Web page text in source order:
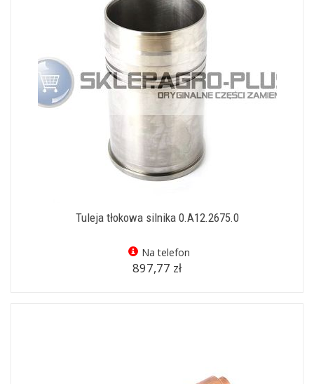
Tuleja tłokowa silnika 0.A12.2675.0
Na telefon
897,77 zł